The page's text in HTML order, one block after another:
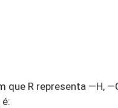
que R representa —H,